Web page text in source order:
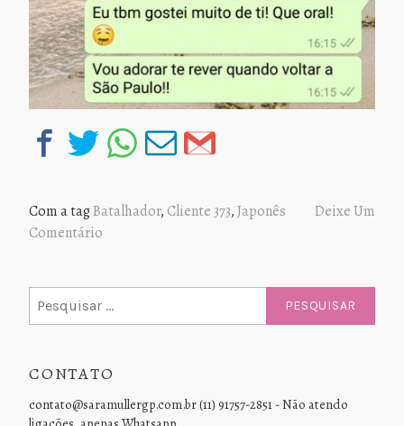
Com a tagBatalhador, Cliente 373,Japonês
Deixe Um
Comentário
por:
CONTATO
contato@saramullergp.com.br (11) 91757-2851 - Não atendo